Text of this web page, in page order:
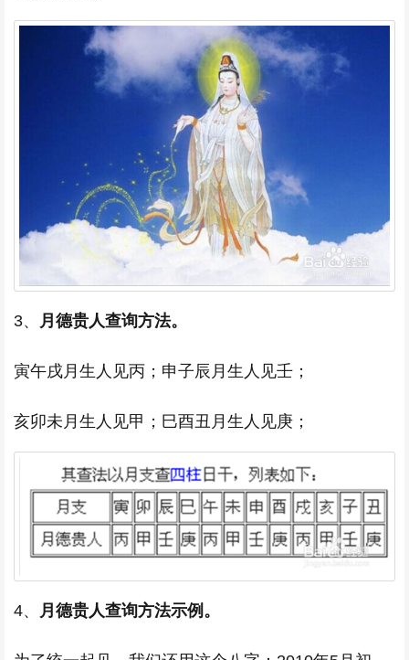
3、 月德贵人查询方法。
寅午戌月生人见丙；申子辰月生人见壬；
亥卯未月生人见甲；巳酉丑月生人见庚；
4、 月德贵人查询方法示例。